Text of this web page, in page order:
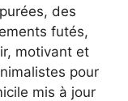
des
futés,
motivant et
pour
mis à jour